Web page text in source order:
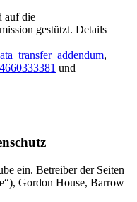
auf die
gestützt. Details
,
und
ein. Betreiber der Seiten
Gordon House, Barrow